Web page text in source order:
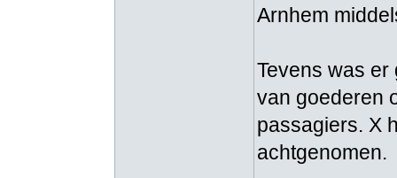
Arnhem
Tevens was
van goederen
passagiers. X
achtgenomen.